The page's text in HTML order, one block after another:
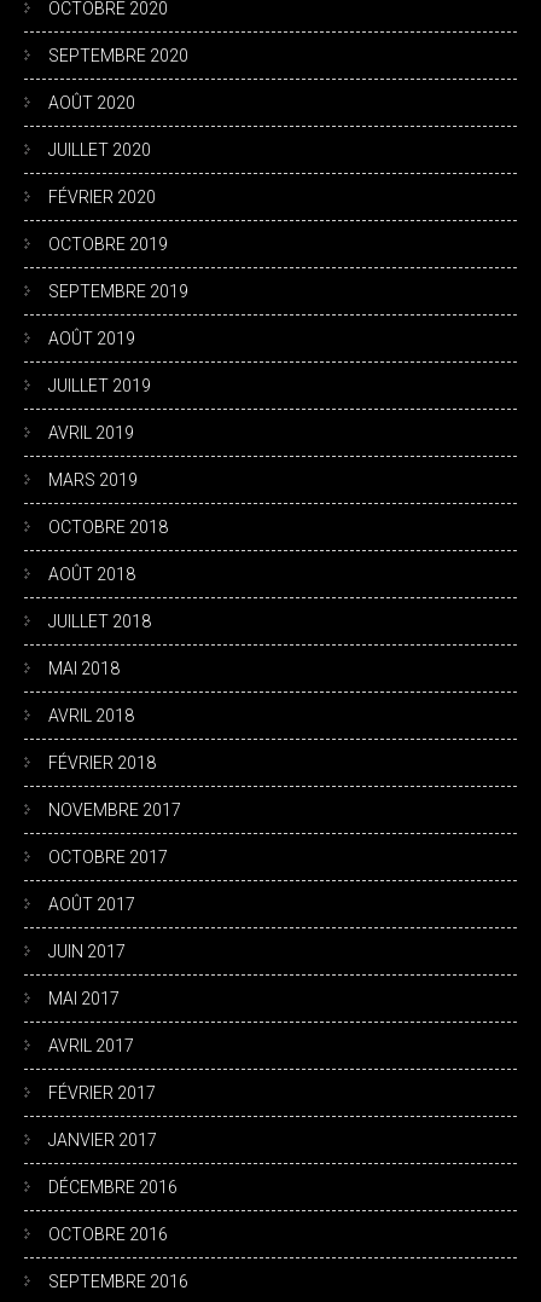
OCTOBRE 2020
SEPTEMBRE 2020
AOÛT 2020
JUILLET 2020
FÉVRIER 2020
OCTOBRE 2019
SEPTEMBRE 2019
AOÛT 2019
JUILLET 2019
AVRIL 2019
MARS 2019
OCTOBRE 2018
AOÛT 2018
JUILLET 2018
MAI 2018
AVRIL 2018
FÉVRIER 2018
NOVEMBRE 2017
OCTOBRE 2017
AOÛT 2017
JUIN 2017
MAI 2017
AVRIL 2017
FÉVRIER 2017
JANVIER 2017
DÉCEMBRE 2016
OCTOBRE 2016
SEPTEMBRE 2016